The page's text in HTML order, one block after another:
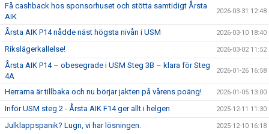
Få cashback hos sponsorhuset och stötta samtidigt Årsta
AIK
2026-03-31 12:48
Årsta AIK P14 nådde näst högsta nivån i USM 2026-03-10 18:40
Rikslägerkallelse! 2026-03-02 11:52
Årsta AIK P14 – obesegrade i USM Steg 3B – klara för Steg
4A
2026-01-26 16:58
Herrarna är tillbaka och nu börjar jakten på vårens poäng! 2026-01-05 13:00
Inför USM steg 2 - Årsta AIK F14 ger allt i helgen 2025-12-11 11:30
Julklappspanik? Lugn, vi har lösningen. 2025-12-10 16:18